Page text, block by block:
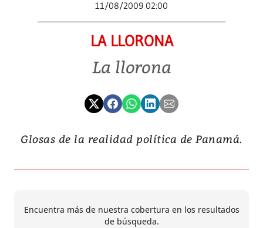
11/08/2009 02:00
LA LLORONA
La llorona
Glosas de la realidad política de Panamá.
Encuentra más de nuestra cobertura en los resultados
de búsqueda.